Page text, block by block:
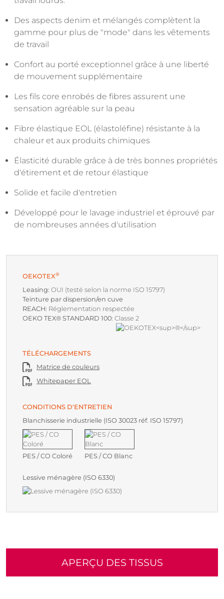
Des aspects denim et mélangés complètent la
gamme pour plus de "mode" dans les vêtements
de travail
Confort au porté exceptionnel grâce à une liberté
de mouvement supplémentaire
Les fils core enrobés de fibres assurent une
sensation agréable sur la peau
Fibre élastique EOL (élastoléfine) résistante à la
chaleur et aux produits chimiques
Élasticité durable grâce à de très bonnes propriétés
d'étirement et de retour élastique
Solide et facile d'entretien
Développé pour le lavage industriel et éprouvé par
de nombreuses années d'utilisation
OEKOTEX®
Leasing: OUI (testé selon la norme ISO 15797)
Teinture par dispersion/en cuve
REACH: Réglementation respectée
OEKO TEX® STANDARD 100: Classe 2
TÉLÉCHARGEMENTS
Matrice de couleurs
Whitepaper EOL
CONDITIONS D'ENTRETIEN
Blanchisserie industrielle (ISO 30023 réf. ISO 15797)
PES / CO Coloré PES / CO Blanc
Lessive ménagère (ISO 6330)
APERÇU DES TISSUS